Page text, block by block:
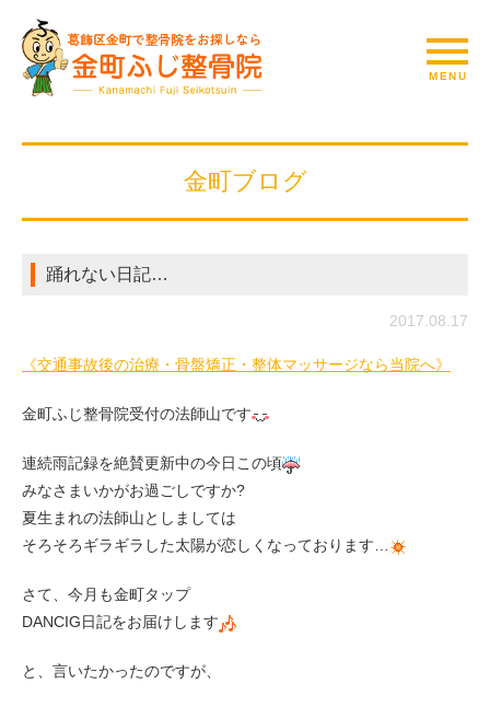
金町ブログ
踊れない日記…
2017.08.17
《交通事故後の治療・骨盤矯正・整体マッサージなら当院へ》
金町ふじ整骨院受付の法師山です
連続雨記録を絶賛更新中の今日この頃
みなさまいかがお過ごしですか?
夏生まれの法師山としましては
そろそろギラギラした太陽が恋しくなっております…
さて、今月も金町タップ
DANCIG日記をお届けします
と、言いたかったのですが、